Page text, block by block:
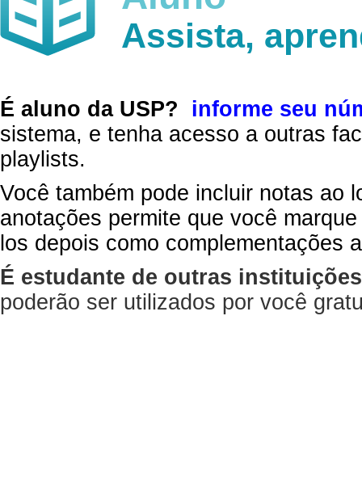
Assista,
É aluno da USP?
informe seu
sistema, e tenha acesso a outras
playlists.
Você também pode incluir notas ao
anotações permite que você
los depois como complementações
É estudante de outras
poderão ser utilizados por você